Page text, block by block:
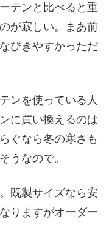
テンと比べると重
が寂しい。まあ前
びきやすかっただ
ンを使っている人
に買い換えるのは
ぐなら冬の寒さも
うなので。
既製サイズなら安
りますがオーダー